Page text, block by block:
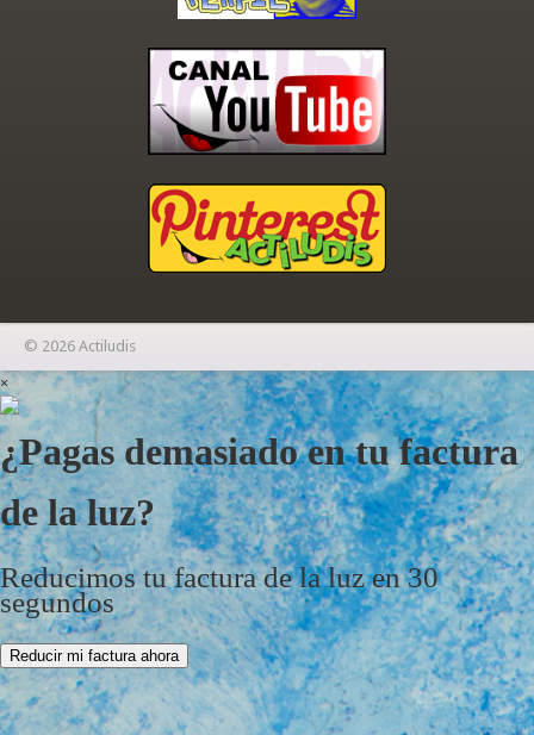
© 2026 Actiludis
×
¿Pagas demasiado en tu factura
de la luz?
Reducimos tu factura de la luz en 30
segundos
Reducir mi factura ahora